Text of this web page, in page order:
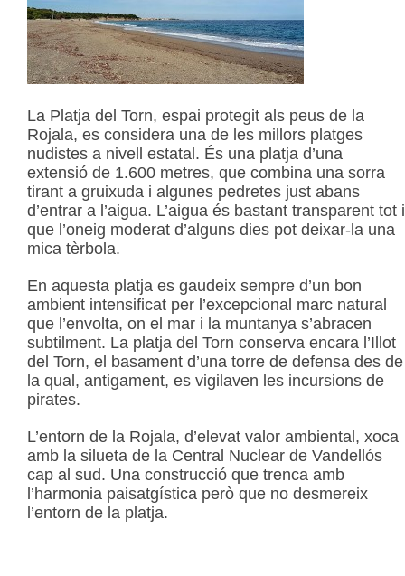
La Platja del Torn, espai protegit als peus de la
Rojala, es considera una de les millors platges
nudistes a nivell estatal. És una platja d’una
extensió de 1.600 metres, que combina una sorra
tirant a gruixuda i algunes pedretes just abans
d’entrar a l’aigua. L’aigua és bastant transparent tot i
que l’oneig moderat d’alguns dies pot deixar-la una
mica tèrbola.
En aquesta platja es gaudeix sempre d’un bon
ambient intensificat per l’excepcional marc natural
que l’envolta, on el mar i la muntanya s’abracen
subtilment. La platja del Torn conserva encara l’Illot
del Torn, el basament d’una torre de defensa des de
la qual, antigament, es vigilaven les incursions de
pirates.
L’entorn de la Rojala, d’elevat valor ambiental, xoca
amb la silueta de la Central Nuclear de Vandellós
cap al sud. Una construcció que trenca amb
l’harmonia paisatgística però que no desmereix
l’entorn de la platja.